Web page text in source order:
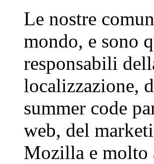
Le nostre
mondo, e sono
responsabili
localizzazione,
summer code
web, del
Mozilla e molto